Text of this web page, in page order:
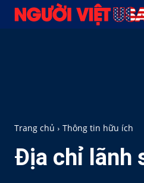
Trang chủ Thông tin hữu ích
Địa chỉ lãnh